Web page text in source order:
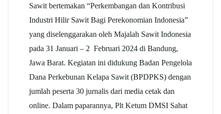
Sawit bertemakan “Perkembangan dan Kontribusi
Industri Hilir Sawit Bagi Perekonomian Indonesia”
yang diselenggarakan oleh Majalah Sawit Indonesia
pada 31 Januari – 2 Februari 2024 di Bandung,
Jawa Barat. Kegiatan ini didukung Badan Pengelola
Dana Perkebunan Kelapa Sawit (BPDPKS) dengan
jumlah peserta 30 jurnalis dari media cetak dan
online. Dalam paparannya, Plt Ketum DMSI Sahat